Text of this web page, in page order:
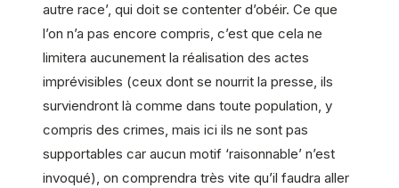
autre race’, qui doit se contenter d’obéir. Ce que
l’on n’a pas encore compris, c’est que cela ne
limitera aucunement la réalisation des actes
imprévisibles (ceux dont se nourrit la presse, ils
surviendront là comme dans toute population, y
compris des crimes, mais ici ils ne sont pas
supportables car aucun motif ‘raisonnable’ n’est
invoqué), on comprendra très vite qu’il faudra aller